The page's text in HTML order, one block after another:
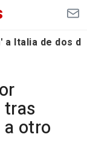
a Italia de dos
otro